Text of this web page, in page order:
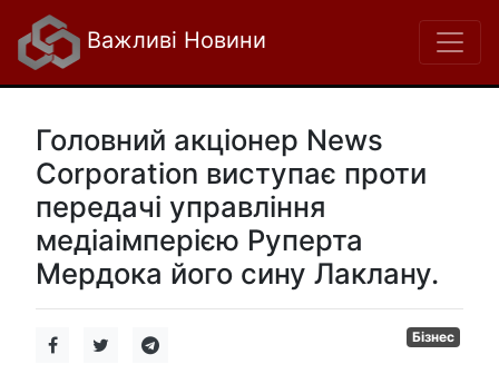
Важливі Новини
Головний акціонер News
Corporation виступає проти
передачі управління
медіаімперією Руперта
Мердока його сину Лаклану.
Бізнес